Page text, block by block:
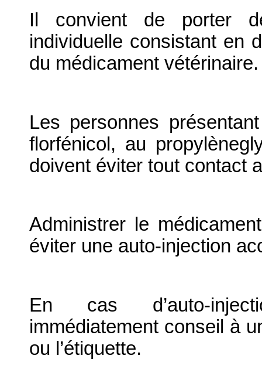
Il convient de porter
individuelle consistant en
du médicament vétérinaire.
Les personnes
florfénicol, au
doivent éviter tout contact
Administrer le
éviter une auto-injection
En cas d’auto-
immédiatement conseil à
ou l’étiquette.